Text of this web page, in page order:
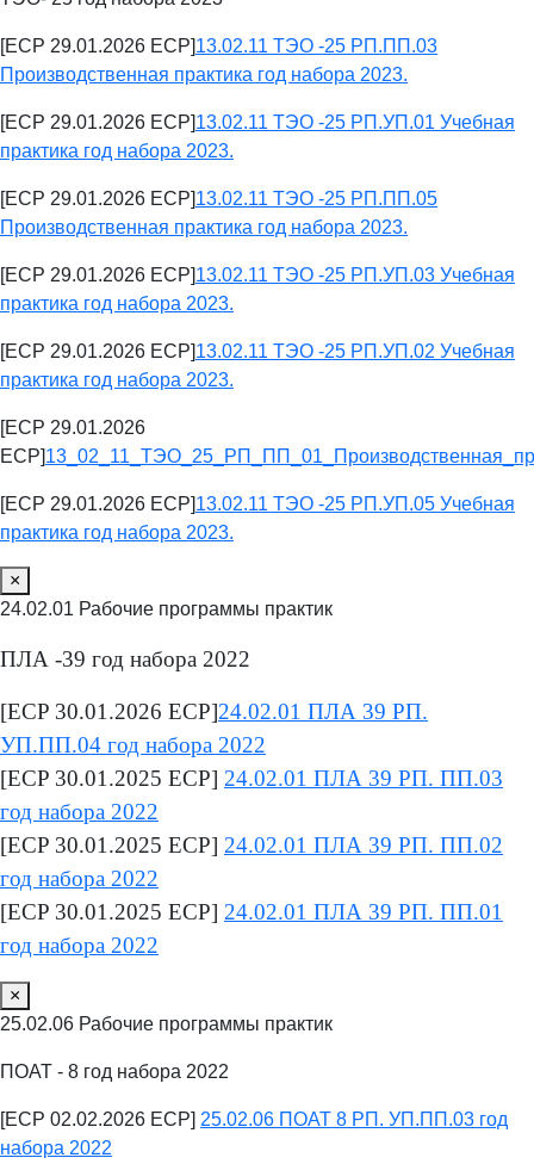
[ECP 29.01.2026 ECP]13.02.11 ТЭО -25 РП.ПП.03
Производственная практика год набора 2023.
[ECP 29.01.2026 ECP]13.02.11 ТЭО -25 РП.УП.01 Учебная
практика год набора 2023.
[ECP 29.01.2026 ECP]13.02.11 ТЭО -25 РП.ПП.05
Производственная практика год набора 2023.
[ECP 29.01.2026 ECP]13.02.11 ТЭО -25 РП.УП.03 Учебная
практика год набора 2023.
[ECP 29.01.2026 ECP]13.02.11 ТЭО -25 РП.УП.02 Учебная
практика год набора 2023.
[ECP 29.01.2026
ECP]
[ECP 29.01.2026 ECP]13.02.11 ТЭО -25 РП.УП.05 Учебная
практика год набора 2023.
×
24.02.01 Рабочие программы практик
ПЛА -39 год набора 2022
[ECP 30.01.2026 ECP]24.02.01 ПЛА 39 РП.
УП.ПП.04 год набора 2022
[ECP 30.01.2025 ECP] 24.02.01 ПЛА 39 РП. ПП.03
год набора 2022
[ECP 30.01.2025 ECP] 24.02.01 ПЛА 39 РП. ПП.02
год набора 2022
[ECP 30.01.2025 ECP] 24.02.01 ПЛА 39 РП. ПП.01
год набора 2022
×
25.02.06 Рабочие программы практик
ПОАТ - 8 год набора 2022
[ECP 02.02.2026 ECP] 25.02.06 ПОАТ 8 РП. УП.ПП.03 год
набора 2022